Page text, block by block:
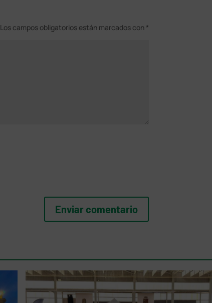
Los campos obligatorios están marcados con *